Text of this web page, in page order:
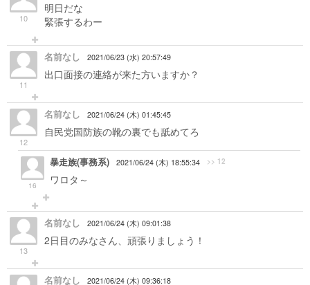
10
明日だな
緊張するわー
11
名前なし 2021/06/23 (水) 20:57:49
出口面接の連絡が来た方いますか？
12
名前なし 2021/06/24 (木) 01:45:45
自民党国防族の靴の裏でも舐めてろ
16
暴走族(事務系) 2021/06/24 (木) 18:55:34 >> 12
ワロタ～
13
名前なし 2021/06/24 (木) 09:01:38
2日目のみなさん、頑張りましょう！
名前なし 2021/06/24 (木) 09:36:18